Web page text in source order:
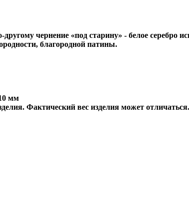
чернение «под старину» - белое серебро
благородной патины.
мм
Фактический вес изделия может отличаться.